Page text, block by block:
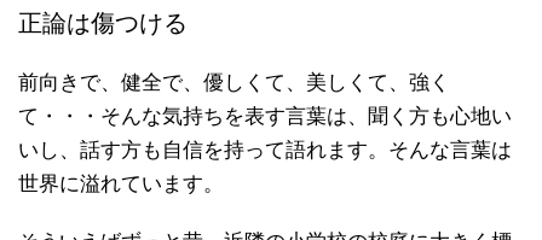
正論は傷つける
前向きで、健全で、優しくて、美しくて、強く
て・・・そんな気持ちを表す言葉は、聞く方も心地い
いし、話す方も自信を持って語れます。そんな言葉は
世界に溢れています。